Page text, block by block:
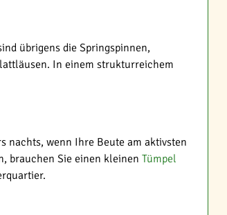
übrigens die Springspinnen,
In einem strukturreichem
nachts, wenn Ihre Beute am aktivsten
brauchen Sie einen kleinen Tümpel